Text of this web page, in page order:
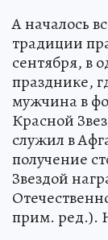
А началось
традиции
сентября, в
празднике,
мужчина в
Красной
служил в
получение
Звездой
прим. ред.).